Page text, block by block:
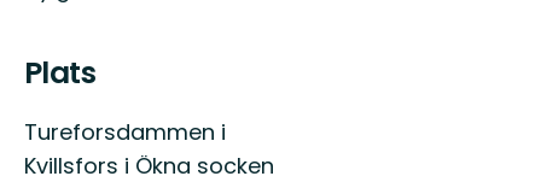
Plats
Tureforsdammen i
Kvillsfors i Ökna socken